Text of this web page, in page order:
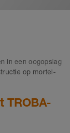
in een oogopslag
op mortel-
TROBA-